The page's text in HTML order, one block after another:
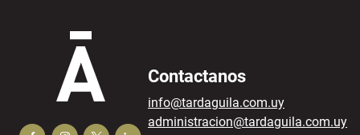
Contactanos
info@tardaguila.com.uy
administracion@tardaguila.com.uy